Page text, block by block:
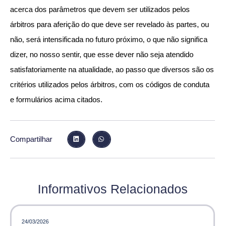
acerca dos parâmetros que devem ser utilizados pelos
árbitros para aferição do que deve ser revelado às partes, ou
não, será intensificada no futuro próximo, o que não significa
dizer, no nosso sentir, que esse dever não seja atendido
satisfatoriamente na atualidade, ao passo que diversos são os
critérios utilizados pelos árbitros, com os códigos de conduta
e formulários acima citados.
Compartilhar
Informativos Relacionados
24/03/2026